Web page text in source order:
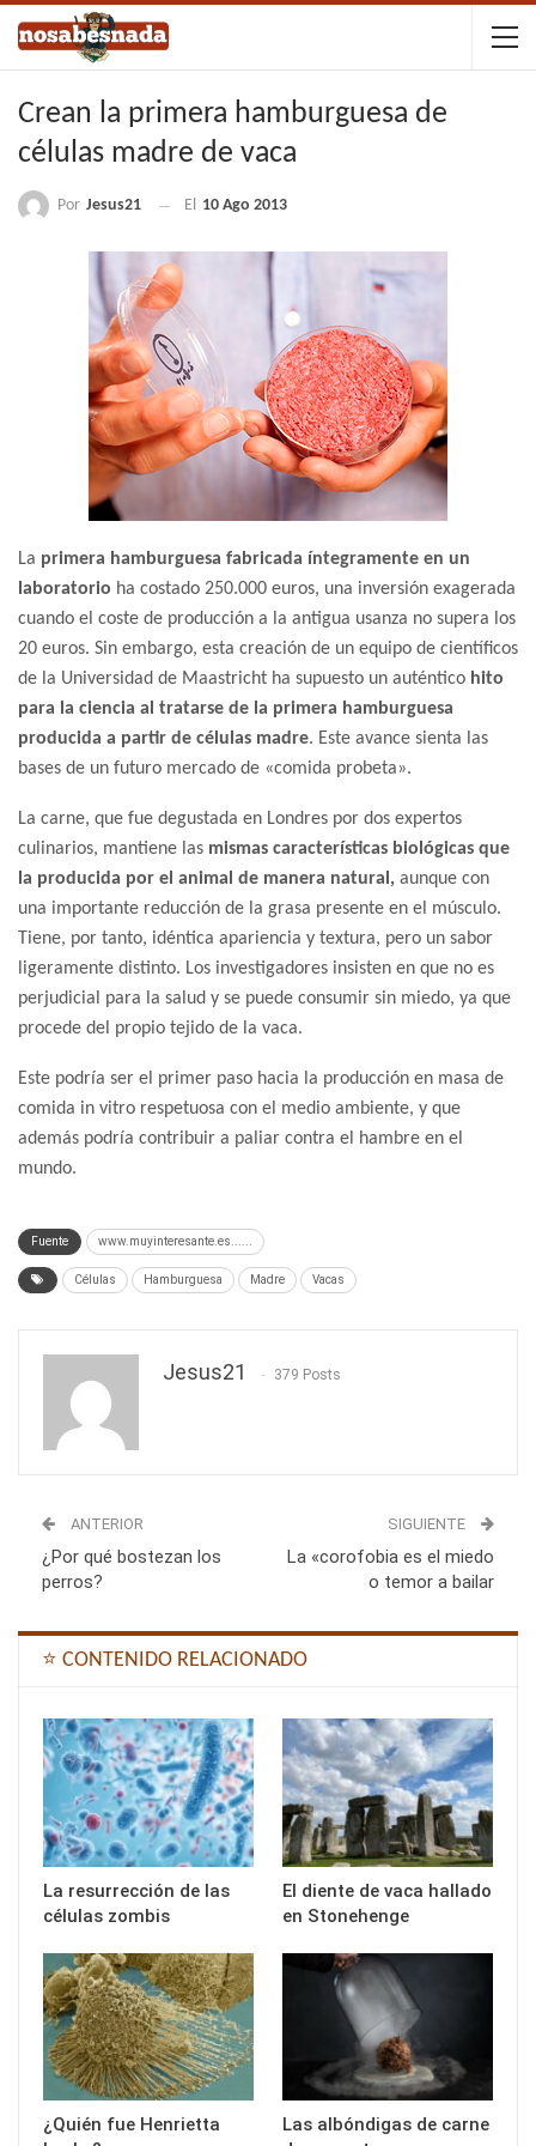
Crean la primera hamburguesa de
células madre de vaca
Por Jesus21 El 10 Ago 2013
La primera hamburguesa fabricada íntegramente en un
laboratorio ha costado 250.000 euros, una inversión exagerada
cuando el coste de producción a la antigua usanza no supera los
20 euros. Sin embargo, esta creación de un equipo de científicos
de la Universidad de Maastricht ha supuesto un auténtico hito
para la ciencia al tratarse de la primera hamburguesa
producida a partir de células madre. Este avance sienta las
bases de un futuro mercado de «comida probeta».
La carne, que fue degustada en Londres por dos expertos
culinarios, mantiene las mismas características biológicas que
la producida por el animal de manera natural, aunque con
una importante reducción de la grasa presente en el músculo.
Tiene, por tanto, idéntica apariencia y textura, pero un sabor
ligeramente distinto. Los investigadores insisten en que no es
perjudicial para la salud y se puede consumir sin miedo, ya que
procede del propio tejido de la vaca.
Este podría ser el primer paso hacia la producción en masa de
comida in vitro respetuosa con el medio ambiente, y que
además podría contribuir a paliar contra el hambre en el
mundo.
Fuente www.muyinteresante.es......
Células Hamburguesa Madre Vacas
Jesus21 379 Posts
ANTERIOR
¿Por qué bostezan los
perros?
SIGUIENTE
La «corofobia es el miedo
o temor a bailar
⭐ CONTENIDO RELACIONADO
La resurrección de las
células zombis
El diente de vaca hallado
en Stonehenge
¿Quién fue Henrietta
Las albóndigas de carne